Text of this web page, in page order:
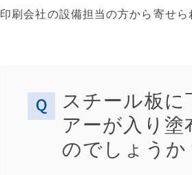
安全保障輸出管理への取り組み
印刷会社の設備担当の方から寄せら
スチール板に
アーが入り塗
のでしょうか